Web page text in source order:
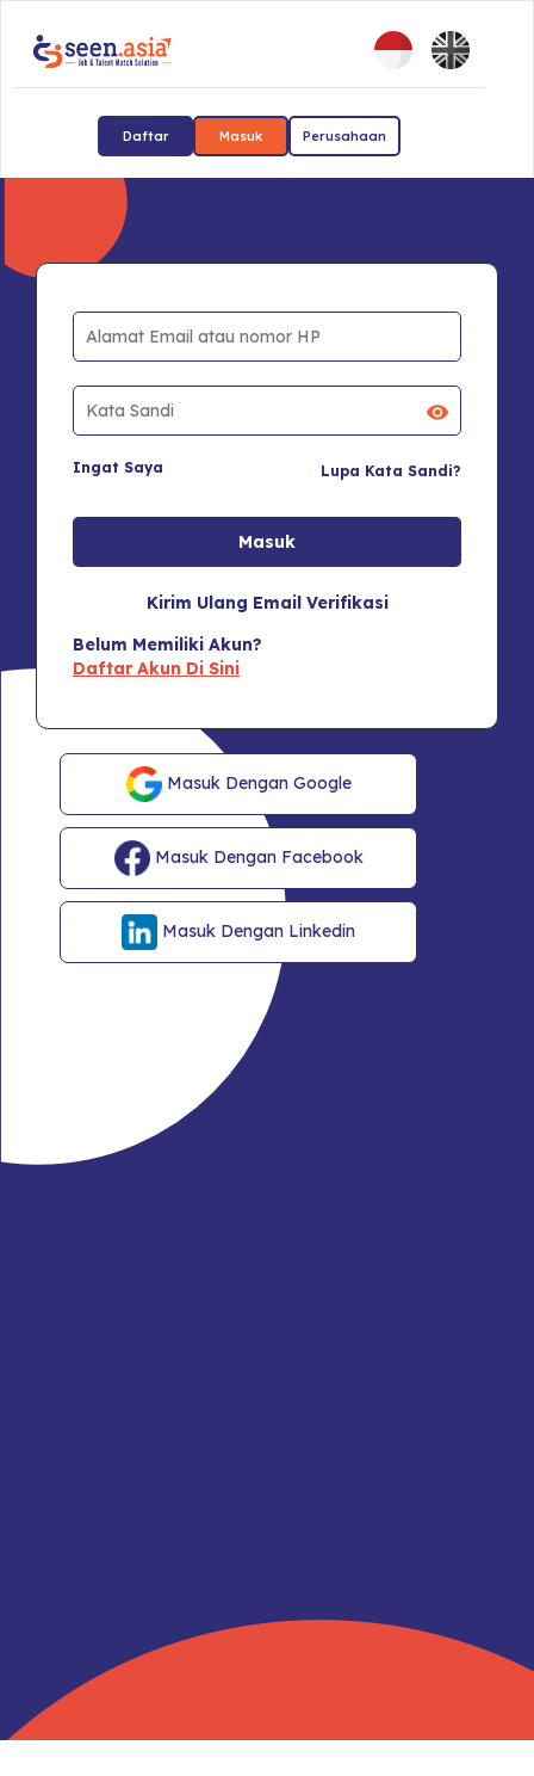
Daftar Masuk Perusahaan
Ingat Saya Lupa Kata Sandi?
Kirim Ulang Email Verifikasi
Belum Memiliki Akun?
Daftar Akun Di Sini
Masuk Dengan Google
Masuk Dengan Facebook
Masuk Dengan Linkedin